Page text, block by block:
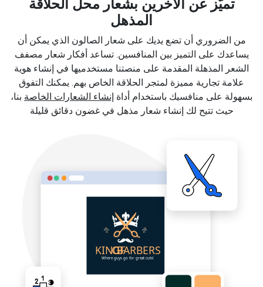
تميّز عن الآخرين بشعار محل الحلاقة
المذهل
من الضروري أن تضع يديك على شعار الصالون الذي يمكن أن
يساعدك على التميز بين المنافسين. تساعد أفكار شعار مصفف
الشعر المذهلة المقدمة على منصتنا مستخدميها في إنشاء هوية
علامة تجارية مميزة لمتجر الحلاقة الخاص بهم. يمكنك التفوق
بسهولة على منافسيك باستخدام أداة إنشاء الشعارات الخاصة بنا،
حيث تتيح لك إنشاء شعار مذهل في غضون دقائق قليلة